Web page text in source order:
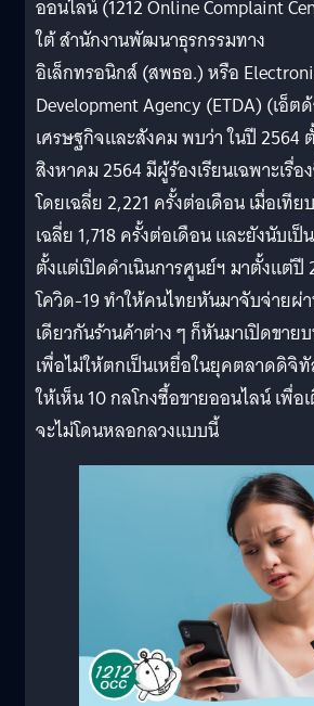
ออนไลน์ (1212 Online Complaint
ใต้ สำนักงานพัฒนาธุรกรรมทาง
อิเล็กทรอนิกส์ (สพธอ.) หรือ
Development Agency (ETDA) (เอ็
เศรษฐกิจและสังคม พบว่า ในปี 2564
สิงหาคม 2564 มีผู้ร้องเรียนเฉพาะเรื่
โดยเฉลี่ย 2,221 ครั้งต่อเดือน เมื่อเที
เฉลี่ย 1,718 ครั้งต่อเดือน และยังนับเ
ตั้งแต่เปิดดำเนินการศูนย์ฯ มาตั้งแต่ปี
โควิด-19 ทำให้คนไทยหันมาจับจ่ายผ่
เดียวกันร้านค้าต่าง ๆ ก็หันมาเปิดขา
เพื่อไม่ให้ตกเป็นเหยื่อในยุคตลาดดิจิ
ให้เห็น 10 กลโกงซื้อขายออนไลน์ เพื่
จะไม่โดนหลอกลวงแบบนี้